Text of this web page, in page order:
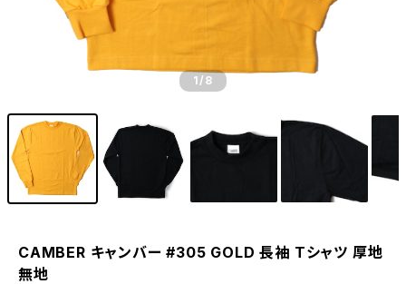
1 /8
CAMBER キャンバー #305 GOLD 長袖 Tシャツ 厚地
無地